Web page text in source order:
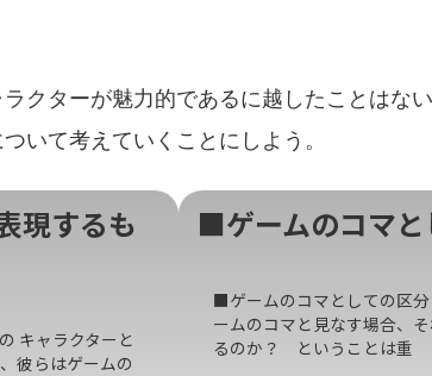
クターが魅力的であるに越したことはな
いて考えていくことにしよう。
現するも
キャラクターと
彼らはゲームの
■ゲームのコマと
■ゲームのコマとしての区
ームのコマと見なす場合、
るのか？ ということは重